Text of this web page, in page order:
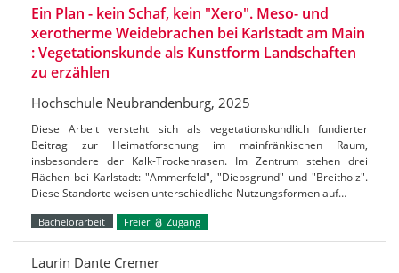
Ein Plan - kein Schaf, kein "Xero". Meso- und
xerotherme Weidebrachen bei Karlstadt am Main
: Vegetationskunde als Kunstform Landschaften
zu erzählen
Hochschule Neubrandenburg, 2025
Diese Arbeit versteht sich als vegetationskundlich fundierter
Beitrag zur Heimatforschung im mainfränkischen Raum,
insbesondere der Kalk-Trockenrasen. Im Zentrum stehen drei
Flächen bei Karlstadt: "Ammerfeld", "Diebsgrund" und "Breitholz".
Diese Standorte weisen unterschiedliche Nutzungsformen auf…
Bachelorarbeit Freier Zugang
Laurin Dante Cremer